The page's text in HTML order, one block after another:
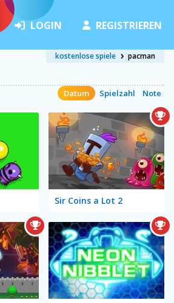
LOGIN REGISTRIEREN
kostenlose spiele pacman
Datum Spielzahl Note
Sir Coins a Lot 2